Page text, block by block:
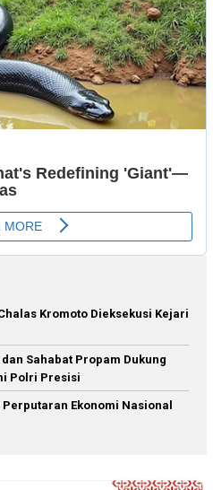
Kromoto Dieksekusi Kejari
Sahabat Propam Dukung
Polri Presisi
Perputaran Ekonomi Nasional